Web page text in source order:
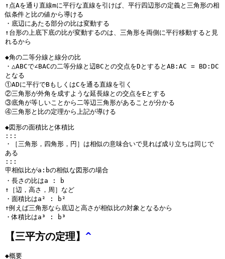
↑点Aを通り直線mに平行な直線を引けば、平行四辺形の定義と三角形の相
似条件と比の値から導ける
・底辺にあたる部分の比は変動する
↑台形の上底下底の比が変動するのは、三角形を両側に平行移動すると見
れるから
◆角の二等分線と線分の比
・△ABCで∠BACの二等分線と辺BCとの交点をDとするとAB:AC = BD:DC
となる
①ADに平行でBもしくはCを通る直線を引く
②三角形が外角を成すような延長線との交点をEとする
③底角が等しいことから二等辺三角形があることが分かる
④三角形と比の定理から上記が導ける
◆図形の面積比と体積比
:::
・［三角形，四角形，円］は相似の意味合いで見れば成り立ちは同じで
ある
:::
🪧相似比がa:bの相似な図形の場合
・長さの比はa : b
↑［辺，高さ，周］など
・面積比はa² : b²
↑例えば三角形なら底辺と高さが相似比の対象となるから
・体積比はa³ : b³
【三平方の定理】^
◆概要